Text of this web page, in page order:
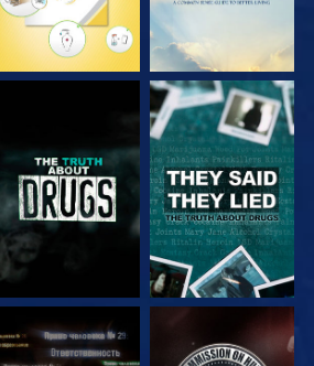
СМОТРЕТЬ СМОТРЕТЬ